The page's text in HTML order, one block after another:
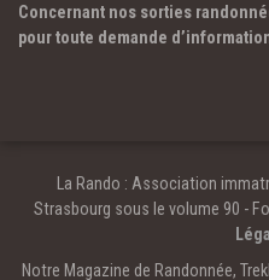
Concernant nos sorties
pour toute demande
La Rando : Association
Strasbourg sous le volume 90 -
Notre Magazine de Randonnée,